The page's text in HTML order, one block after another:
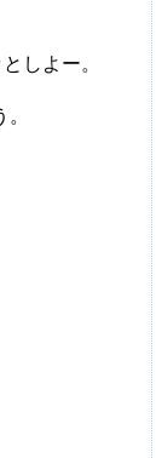
しよー。